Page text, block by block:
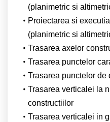
(planimetric si
Proiectarea si
(planimetric si
Trasarea axelor
Trasarea punctelor
Trasarea punctelor
Trasarea verticalei la
constructiilor
Trasarea verticalei in